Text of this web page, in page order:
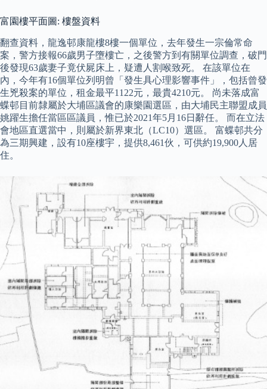
富園樓平面圖: 樓盤資料
翻查資料，龍逸邨康龍樓8樓一個單位，去年發生一宗倫常命
案，警方接報66歲男子墮樓亡，之後警方到有關單位調查，破門
後發現63歲妻子竟伏屍床上，疑遭人割喉致死。 在該單位在
內，今年有16個單位列明曾「發生具心理影響事件」，包括曾發
生兇殺案的單位，租金最平1122元，最貴4210元。 尚未落成富
蝶邨目前隸屬於大埔區議會的康樂園選區，由大埔民主聯盟成員
姚躍生擔任當區區議員，惟已於2021年5月16日辭任。 而在立法
會地區直選當中，則屬於新界東北（LC10）選區。 富蝶邨共分
為三期興建，設有10座樓宇，提供8,461伙，可供約19,900人居
住。